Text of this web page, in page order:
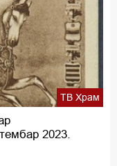
ТВ Храм
2023.